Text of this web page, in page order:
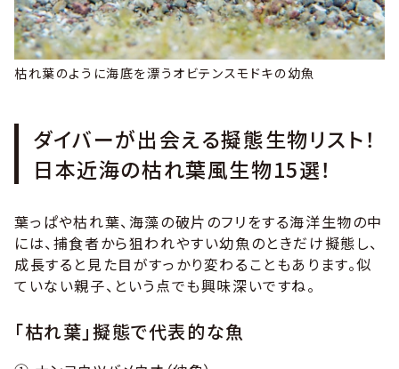
枯れ葉のように海底を漂うオビテンスモドキの幼魚
ダイバーが出会える擬態生物リスト！
日本近海の枯れ葉風生物15選！
葉っぱや枯れ葉、海藻の破片のフリをする海洋生物の中
には、捕食者から狙われやすい幼魚のときだけ擬態し、
成長すると見た目がすっかり変わることもあります。似
ていない親子、という点でも興味深いですね。
「枯れ葉」擬態で代表的な魚